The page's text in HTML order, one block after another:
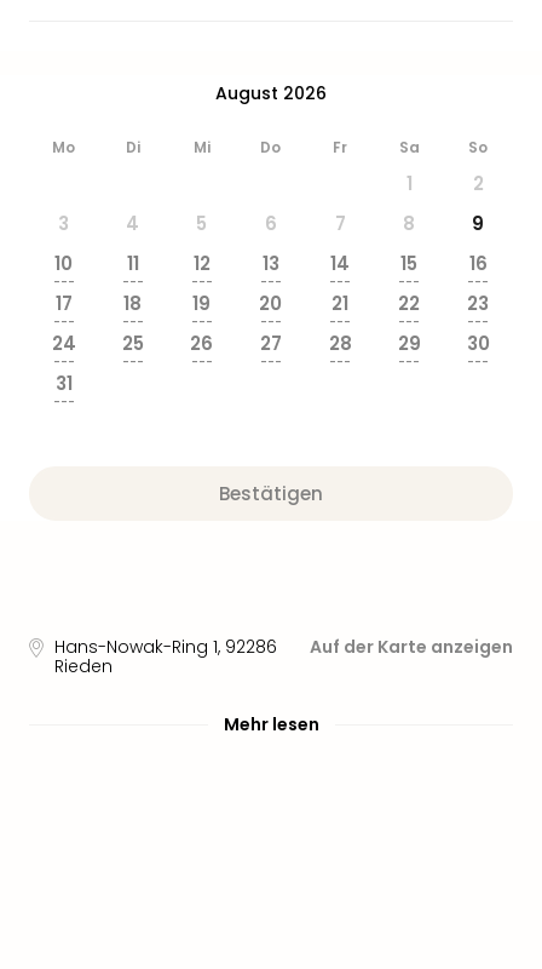
August 2026
Mo Di Mi Do Fr Sa So
1
2
3
4 5 6 7 8
9
10
---
11
---
12
---
13
---
14
---
15
---
16
---
17
---
18
---
19
---
20
---
21
---
22
---
23
---
24
---
25
---
26
---
27
---
28
---
29
---
30
---
31
---
Bestätigen
Hans-Nowak-Ring 1, 92286
Rieden
Auf der Karte anzeigen
Mehr lesen